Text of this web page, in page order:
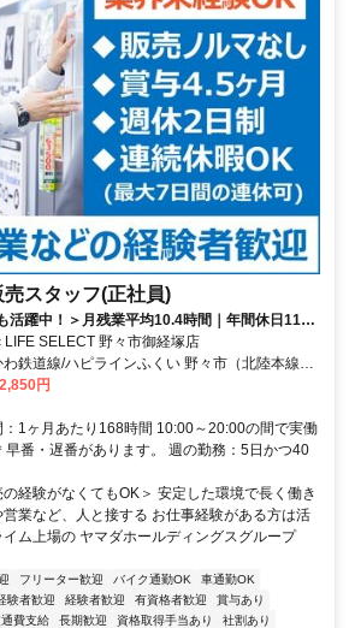
スタッフ(正社員)
活躍中！＞月残業平均10.4時間｜年間休日116
ヶ月分SELECT 野々市御経塚店
鉄道線/ハピラインふくい 野々市（北陸本線）
北陸本線 西金沢西口徒歩約30分、北陸鉄道石
「野々市駅」より車で3分
円
1ヶ月あたり168時間 10:00～20:00の間で実働
早番・遅番があります。 週の勤務：5日かつ40
経験がなくてもOK＞ 安定した環境で長く働き
業など、人と接する お仕事経験がある方は活
ム上場の ヤマダホールディングスグループ
フリーター歓迎 バイク通勤OK
車通勤OK
験者歓迎 経験者歓迎 有資格者歓迎
賞与あり
費支給 長期歓迎 資格取得手当あり 社割あり